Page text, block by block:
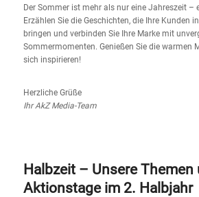
Der Sommer ist mehr als nur eine Jahreszeit –
Erzählen Sie die Geschichten, die Ihre Kunden
bringen und verbinden Sie Ihre Marke mit
Sommermomenten. Genießen Sie die warmen
sich inspirieren!
Herzliche Grüße
Ihr AkZ Media-Team
Halbzeit – Unsere Themen
Aktionstage im 2. Halbjahr